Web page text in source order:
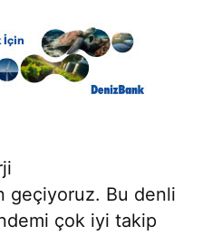
geçiyoruz. Bu denli
çok iyi takip